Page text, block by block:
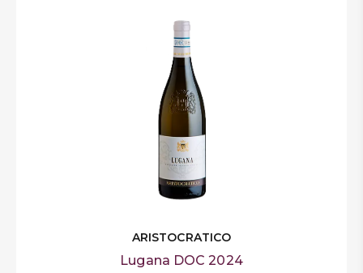
ARISTOCRATICO
Lugana DOC 2024